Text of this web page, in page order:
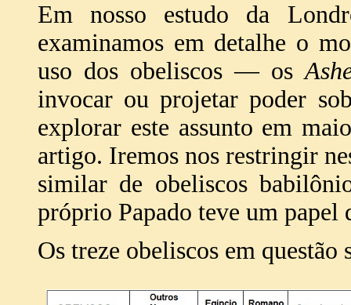
Em nosso estudo da
examinamos em detalhe o
uso dos obeliscos — os
invocar ou projetar poder
explorar este assunto em
artigo. Iremos nos restringir
similar de obeliscos
próprio Papado teve um papel
Os treze obeliscos em questão